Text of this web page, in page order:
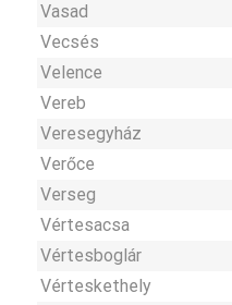
Vasad
Vecsés
Velence
Vereb
Veresegyház
Verőce
Verseg
Vértesacsa
Vértesboglár
Vérteskethely